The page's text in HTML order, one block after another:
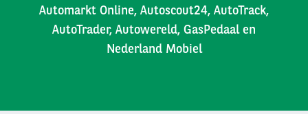
Automarkt Online, Autoscout24, AutoTrack,
AutoTrader, Autowereld, GasPedaal en
Nederland Mobiel